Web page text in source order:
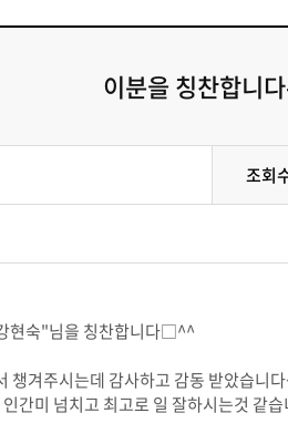
이분을 칭찬합니
조회
현숙"님을 칭찬합니다□^^
챙겨주시는데 감사하고 감동 받았습니
간미 넘치고 최고로 일 잘하시는것 같